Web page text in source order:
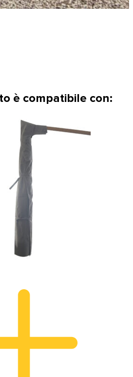
è compatibile con: